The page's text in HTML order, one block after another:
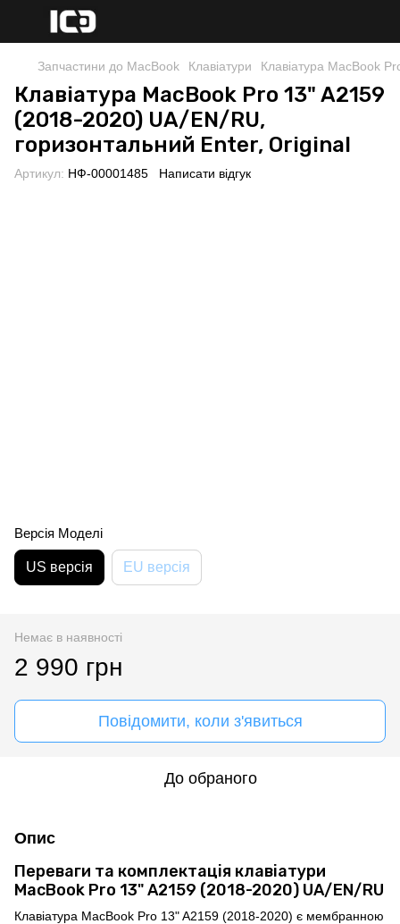
Запчастини до MacBook Клавіатури Клавіатура MacBook
Клавіатура MacBook Pro 13" A2159
(2018-2020) UA/EN/RU,
горизонтальний Enter, Original
Артикул: НФ-00001485 Написати відгук
Версія Моделі
US версія EU версія
Немає в наявності
2 990 грн
Повідомити, коли з'явиться
До обраного
Опис
Переваги та комплектація клавіатури
MacBook Pro 13" A2159 (2018-2020) UA/EN/RU
Клавіатура MacBook Pro 13" A2159 (2018-2020) є мембранною